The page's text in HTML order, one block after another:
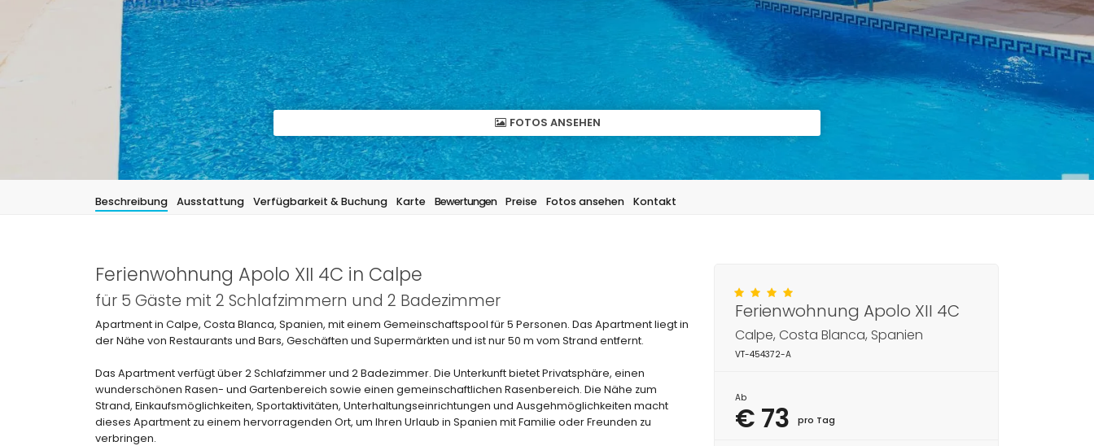
FOTOS ANSEHEN
Beschreibung Ausstattung Verfügbarkeit & Buchung Karte Bewertungen Preise Fotos ansehen Kontakt
Ferienwohnung Apolo XII 4C in Calpe
für 5 Gäste mit 2 Schlafzimmern und 2 Badezimmer
Apartment in Calpe, Costa Blanca, Spanien, mit einem Gemeinschaftspool für 5 Personen. Das Apartment liegt in
der Nähe von Restaurants und Bars, Geschäften und Supermärkten und ist nur 50 m vom Strand entfernt.
Das Apartment verfügt über 2 Schlafzimmer und 2 Badezimmer. Die Unterkunft bietet Privatsphäre, einen
wunderschönen Rasen- und Gartenbereich sowie einen gemeinschaftlichen Rasenbereich. Die Nähe zum
Strand, Einkaufsmöglichkeiten, Sportaktivitäten, Unterhaltungseinrichtungen und Ausgehmöglichkeiten macht
dieses Apartment zu einem hervorragenden Ort, um Ihren Urlaub in Spanien mit Familie oder Freunden zu
verbringen.
Ferienwohnung Apolo XII 4C
Calpe, Costa Blanca, Spanien
VT-454372-A
Ab
€ 73 pro Tag